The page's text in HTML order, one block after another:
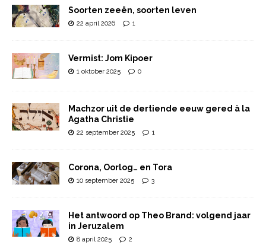
Soorten zeeën, soorten leven
22 april 2026 1
Vermist: Jom Kipoer
1 oktober 2025 0
Machzor uit de dertiende eeuw gered à la
Agatha Christie
22 september 2025 1
Corona, Oorlog… en Tora
10 september 2025 3
Het antwoord op Theo Brand: volgend jaar
in Jeruzalem
8 april 2025 2